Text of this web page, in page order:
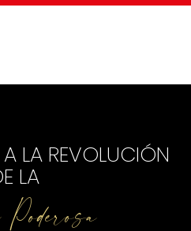
LA REVOLUCIÓN
LA